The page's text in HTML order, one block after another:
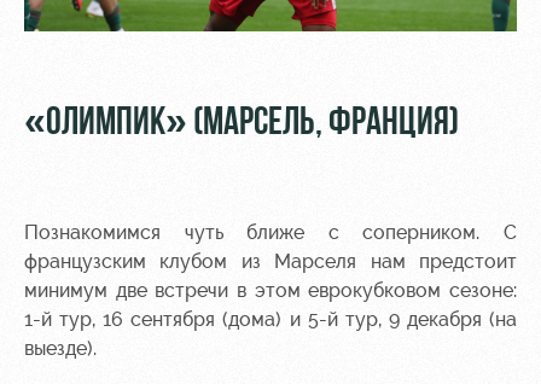
«ОЛИМПИК» (МАРСЕЛЬ, ФРАНЦИЯ)
Познакомимся чуть ближе с соперником. С
французским клубом из Марселя нам предстоит
минимум две встречи в этом еврокубковом сезоне:
1-й тур, 16 сентября (дома) и 5-й тур, 9 декабря (на
выезде).